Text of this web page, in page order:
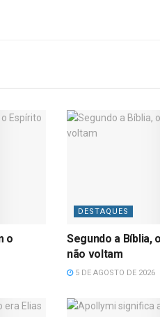
o
DESTAQUES
Segundo a Bíblia,
não voltam
5 DE AGOSTO DE 2026